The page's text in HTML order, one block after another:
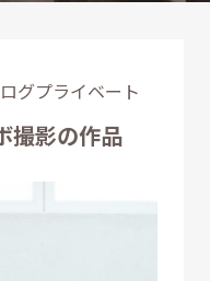
グプライベート
撮影の作品